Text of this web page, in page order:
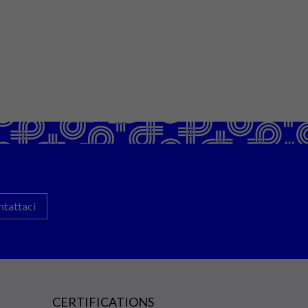
CERTIFICATIONS